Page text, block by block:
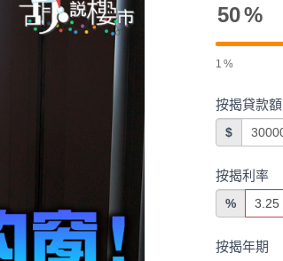
50%
1 %
按揭貸款額
$
按揭利率
%
按揭年期